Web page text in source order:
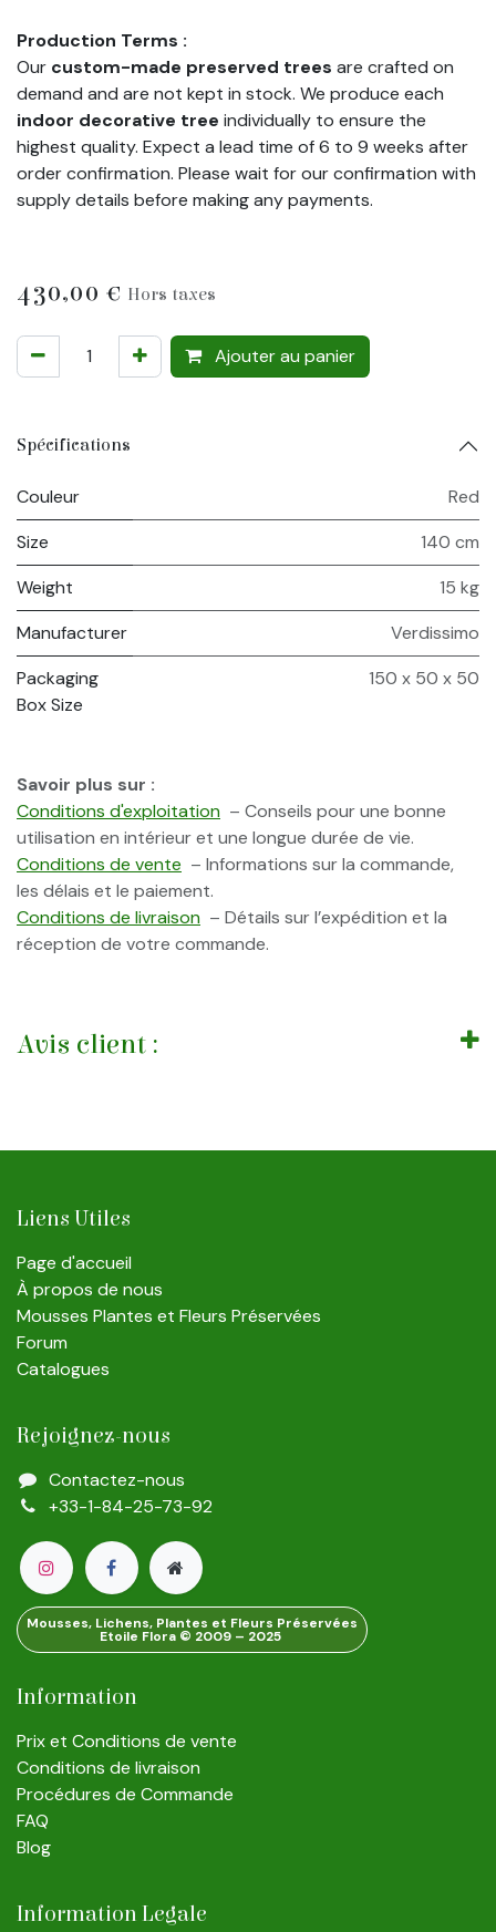
Production Terms :
Our custom-made preserved trees are crafted on
demand and are not kept in stock. We produce each
indoor decorative tree individually to ensure the
highest quality. Expect a lead time of 6 to 9 weeks after
order confirmation. Please wait for our confirmation with
supply details before making any payments.
430,00 € Hors taxes
Ajouter au panier
Spécifications
Couleur
Red
Size
140 cm
Weight
15 kg
Manufacturer
Verdissimo
Packaging
Box Size
150 x 50 x 50
Savoir plus sur :
Conditions d'exploitation – Conseils pour une bonne
utilisation en intérieur et une longue durée de vie.
Conditions de vente – Informations sur la commande,
les délais et le paiement.
Conditions de livraison – Détails sur l’expédition et la
réception de votre commande.
Avis client :
Liens Utiles
Page d'accueil
À propos de nous
Mousses Plantes et Fleurs Préservées
Forum
Catalogues
Rejoignez-nous
Contactez-nous
+33-1-84-25-73-92
Mousses, Lichens, Plantes et Fleurs Préservées
Etoile Flora © 2009 – 2025
Information
Prix et Conditions de vente
Conditions de livraison
Procédures de Commande
FAQ
Blog
Information Legale